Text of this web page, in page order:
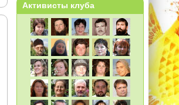
Активисты клуба